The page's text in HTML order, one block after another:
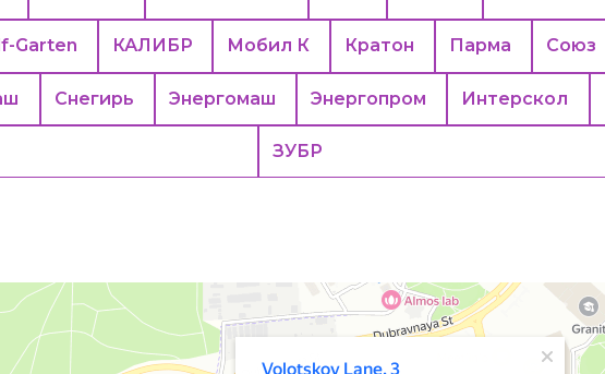
Garten КАЛИБР Мобил К Кратон Парма Союз
Снегирь Энергомаш Энергопром Интерскол
ЗУБР